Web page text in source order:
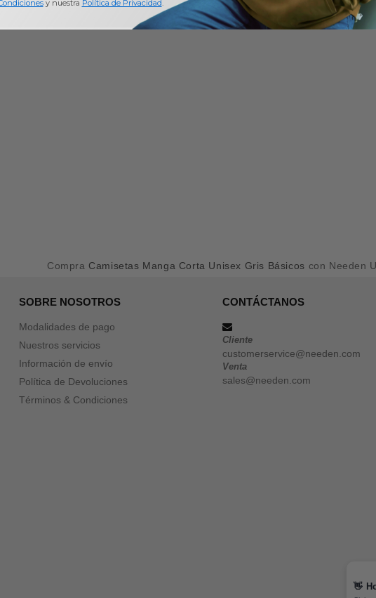
Compra Camisetas Manga Corta Unisex Gris Básicos con Needen
SOBRE NOSOTROS
Modalidades de pago
Nuestros servicios
Información de envío
Política de Devoluciones
Términos & Condiciones
CONTÁCTANOS
Cliente
customerservice@needen.com
Venta
sales@needen.com
👋
y nuestra Política de Privacidad.